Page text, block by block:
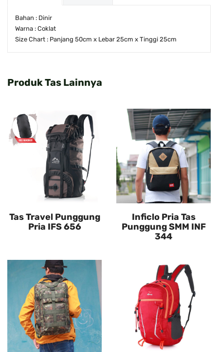
Bahan : Dinir
Warna : Coklat
Size Chart : Panjang 50cm x Lebar 25cm x Tinggi 25cm
Produk Tas Lainnya
Tas Travel Punggung
Pria IFS 656
Inficlo Pria Tas
Punggung SMM INF
344